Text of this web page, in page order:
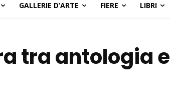
GALLERIE D’ARTE FIERE LIBRI
tra antologia e